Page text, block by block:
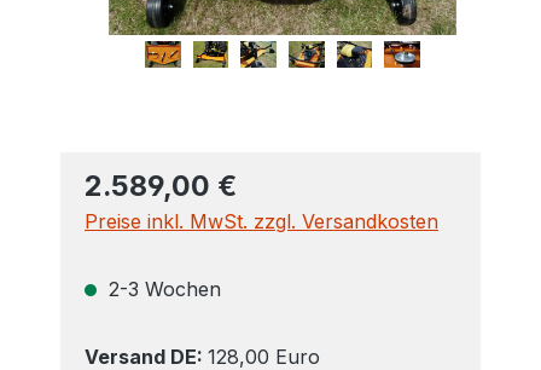
2.589,00 €
Preise inkl. MwSt. zzgl. Versandkosten
2-3 Wochen
Versand DE: 128,00 Euro